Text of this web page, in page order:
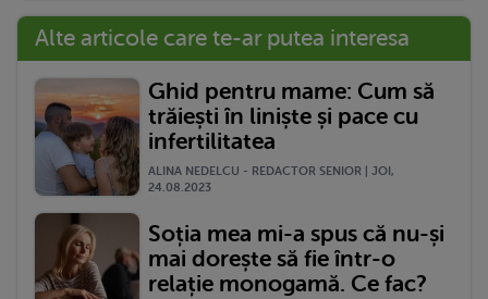
Alte articole care te-ar putea interesa
Ghid pentru mame: Cum să
trăiești în liniște și pace cu
infertilitatea
ALINA NEDELCU - REDACTOR SENIOR | JOI,
24.08.2023
Soția mea mi-a spus că nu-și
mai dorește să fie într-o
relație monogamă. Ce fac?